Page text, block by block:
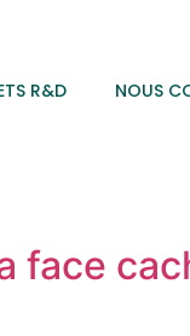
R&D NOUS
face